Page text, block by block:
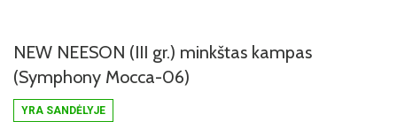
YRA SANDĖLYJE
NEW NEESON (III gr.) minkštas kampas
(Symphony Mocca-06)